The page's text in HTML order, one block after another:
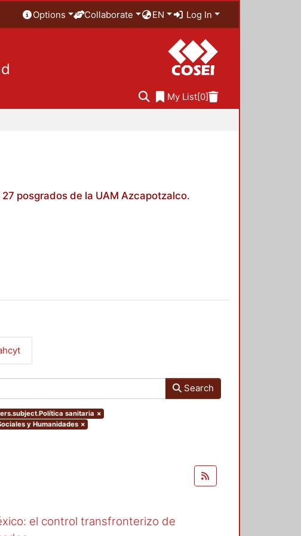
Options Collaborate EN Log In
My List[0]
posgrados de la UAM Azcapotzalco.
Search
sanitaria ×
y Humanidades ×
el control transfronterizo de